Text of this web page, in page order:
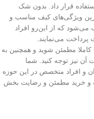
قرار داد. بدون شک
ویژگی‌های کیف مناسب و
که از این‌رو افراد
پرداخت می‌نمایند.
مطمئن شوید و همچنین به
نیز توجه کنید. شما
و افراد متخصص در این حوزه
و خرید مطمئن و رضایت بخش